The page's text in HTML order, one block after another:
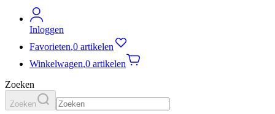
Inloggen
Favorieten,0 artikelen
Winkelwagen,0 artikelen
Zoeken
Zoeken